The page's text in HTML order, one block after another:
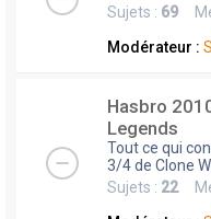
Sujets : 69
Modérateur :
Hasbro
Legends
Tout ce qui
3/4 de Clone
Sujets : 22